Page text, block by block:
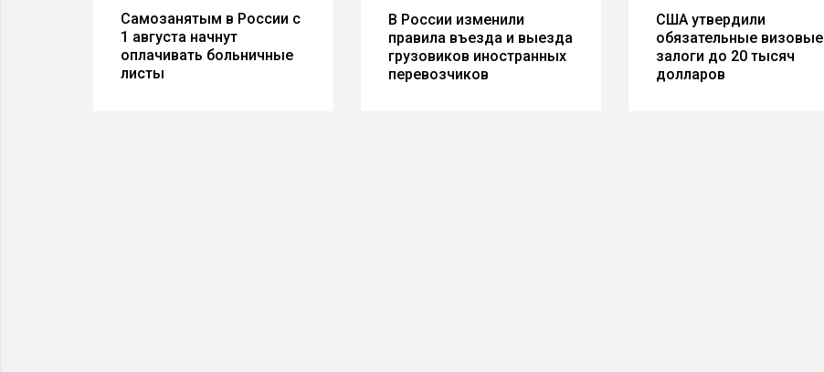
Самозанятым в России с
1 августа начнут
оплачивать больничные
листы
В России изменили
правила въезда и выезда
грузовиков иностранных
перевозчиков
США утвердили
обязательные визовые
залоги до 20 тысяч
долларов